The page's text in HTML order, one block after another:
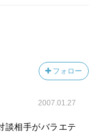
フォロー
2007.01.27
談相手がバラエテ